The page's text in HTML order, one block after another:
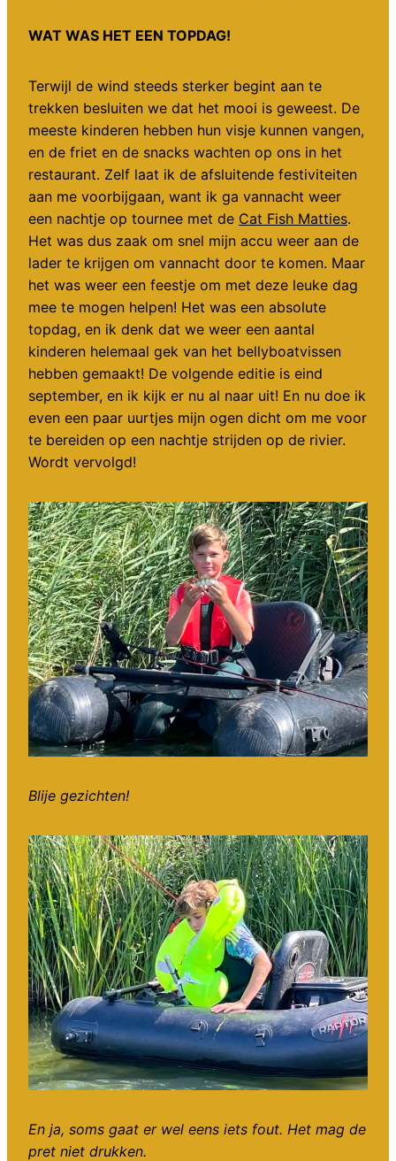
WAT WAS HET EEN TOPDAG!
Terwijl de wind steeds sterker begint aan te
trekken besluiten we dat het mooi is geweest. De
meeste kinderen hebben hun visje kunnen vangen,
en de friet en de snacks wachten op ons in het
restaurant. Zelf laat ik de afsluitende festiviteiten
aan me voorbijgaan, want ik ga vannacht weer
een nachtje op tournee met de Cat Fish Matties.
Het was dus zaak om snel mijn accu weer aan de
lader te krijgen om vannacht door te komen. Maar
het was weer een feestje om met deze leuke dag
mee te mogen helpen! Het was een absolute
topdag, en ik denk dat we weer een aantal
kinderen helemaal gek van het bellyboatvissen
hebben gemaakt! De volgende editie is eind
september, en ik kijk er nu al naar uit! En nu doe ik
even een paar uurtjes mijn ogen dicht om me voor
te bereiden op een nachtje strijden op de rivier.
Wordt vervolgd!
Blije gezichten!
En ja, soms gaat er wel eens iets fout. Het mag de
pret niet drukken.